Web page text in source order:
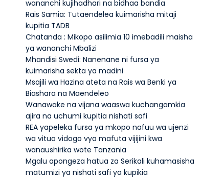
wananchi kujihadhari na bidhaa bandia
Rais Samia: Tutaendelea kuimarisha mitaji
kupitia TADB
Chatanda : Mikopo asilimia 10 imebadili maisha
ya wananchi Mbalizi
Mhandisi Swedi: Nanenane ni fursa ya
kuimarisha sekta ya madini
Msajili wa Hazina ateta na Rais wa Benki ya
Biashara na Maendeleo
Wanawake na vijana waaswa kuchangamkia
ajira na uchumi kupitia nishati safi
REA yapeleka fursa ya mkopo nafuu wa ujenzi
wa vituo vidogo vya mafuta vijijini kwa
wanaushirika wote Tanzania
Mgalu apongeza hatua za Serikali kuhamasisha
matumizi ya nishati safi ya kupikia